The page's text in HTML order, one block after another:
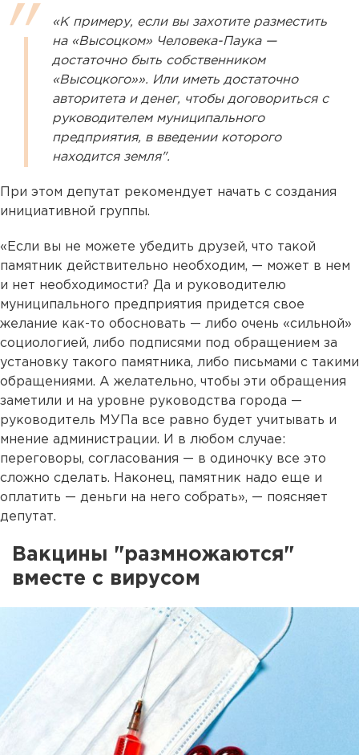
«К примеру, если вы захотите разместить
на «Высоцком» Человека-Паука —
достаточно быть собственником
«Высоцкого»». Или иметь достаточно
авторитета и денег, чтобы договориться с
руководителем муниципального
предприятия, в введении которого
находится земля".
При этом депутат рекомендует начать с создания
инициативной группы.
«Если вы не можете убедить друзей, что такой
памятник действительно необходим, — может в нем
и нет необходимости? Да и руководителю
муниципального предприятия придется свое
желание как-то обосновать — либо очень «сильной»
социологией, либо подписями под обращением за
установку такого памятника, либо письмами с такими
обращениями. А желательно, чтобы эти обращения
заметили и на уровне руководства города —
руководитель МУПа все равно будет учитывать и
мнение администрации. И в любом случае:
переговоры, согласования — в одиночку все это
сложно сделать. Наконец, памятник надо еще и
оплатить — деньги на него собрать», — поясняет
депутат.
Вакцины "размножаются"
вместе с вирусом